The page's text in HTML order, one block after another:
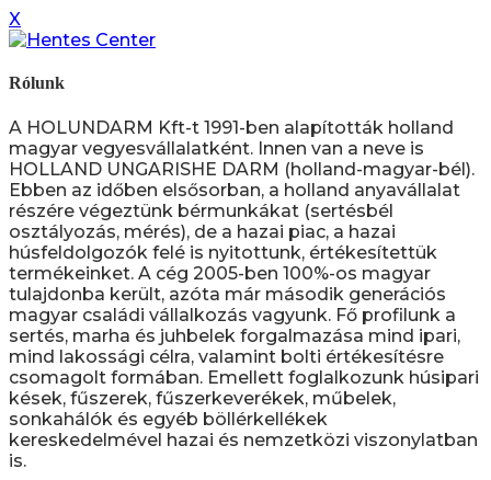
X
Rólunk
A HOLUNDARM Kft-t 1991-ben alapították holland
magyar vegyesvállalatként. Innen van a neve is
HOLLAND UNGARISHE DARM (holland-magyar-bél).
Ebben az időben elsősorban, a holland anyavállalat
részére végeztünk bérmunkákat (sertésbél
osztályozás, mérés), de a hazai piac, a hazai
húsfeldolgozók felé is nyitottunk, értékesítettük
termékeinket. A cég 2005-ben 100%-os magyar
tulajdonba került, azóta már második generációs
magyar családi vállalkozás vagyunk. Fő profilunk a
sertés, marha és juhbelek forgalmazása mind ipari,
mind lakossági célra, valamint bolti értékesítésre
csomagolt formában. Emellett foglalkozunk húsipari
kések, fűszerek, fűszerkeverékek, műbelek,
sonkahálók és egyéb böllérkellékek
kereskedelmével hazai és nemzetközi viszonylatban
is.